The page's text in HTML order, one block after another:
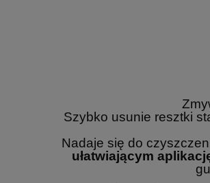
Szybko usunie resztki
Nadaje się do
ułatwiającym